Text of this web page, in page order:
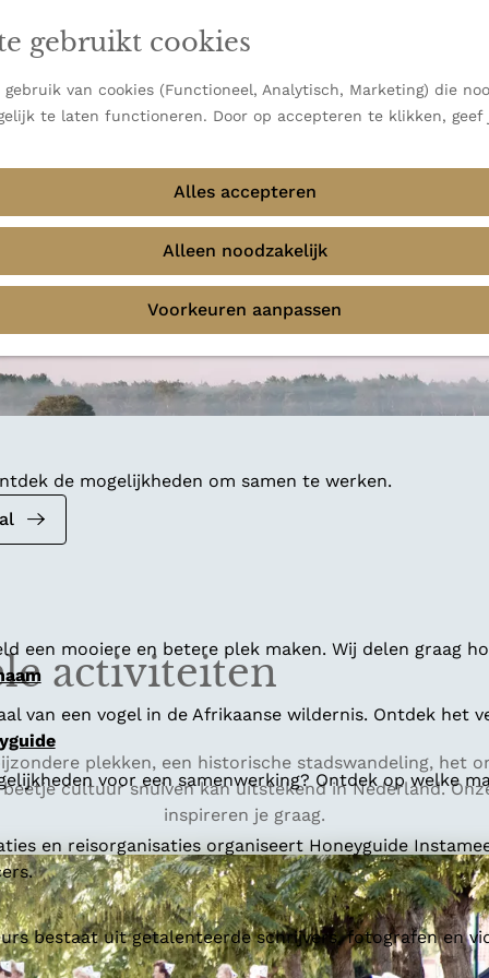
gebruikt cookies
van cookies (Functioneel, Analytisch, Marketing) die
te laten functioneren. Door op accepteren te klikken, geef
Alles accepteren
Alleen noodzakelijk
Voorkeuren aanpassen
uitzichten.
de mogelijkheden om samen te werken.
een mooiere en betere plek maken. Wij delen graag
van een vogel in de Afrikaanse wildernis. Ontdek het
voor een samenwerking? Ontdek op welke
en reisorganisaties organiseert Honeyguide
bestaat uit getalenteerde schrijvers, fotografen en
activiteiten
plekken, een historische stadswandeling, het
cultuur snuiven kan uitstekend in Nederland.
inspireren je graag.